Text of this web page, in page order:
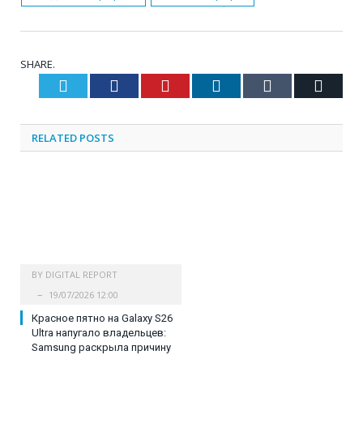
SHARE.
Twitter Facebook Pinterest LinkedIn Tumblr
RELATED POSTS
BY DIGITAL REPORT
19/07/2026 12:00
Красное пятно на Galaxy S26
Ultra напугало владельцев:
Samsung раскрыла причину